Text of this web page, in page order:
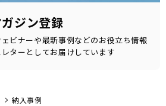
ジン登録
ビナーや最新事例などのお役立ち情報
ターとしてお届けしています
納入事例